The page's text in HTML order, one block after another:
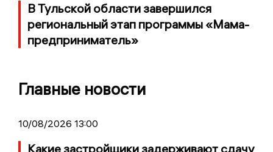
В Тульской области завершился
региональный этап программы «Мама-
предприниматель»
Главные новости
10/08/2026 13:00
Какие застройщики задерживают сдачу